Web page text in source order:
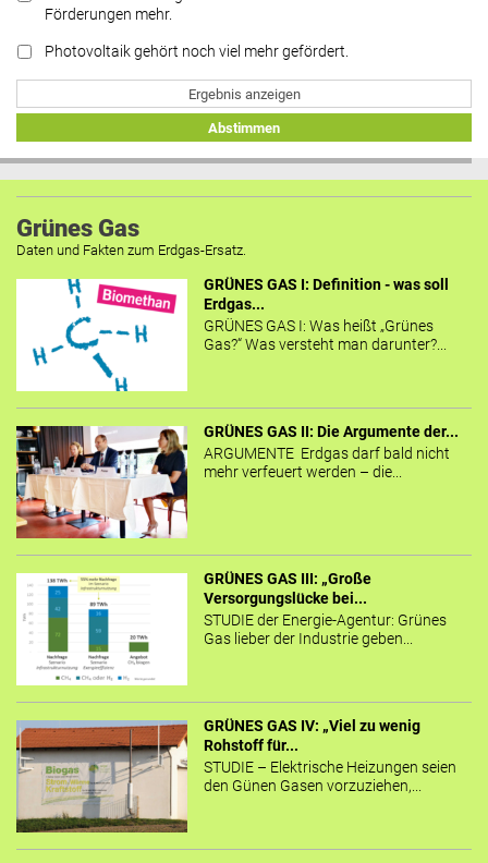
Förderungen mehr.
Photovoltaik gehört noch viel mehr gefördert.
Ergebnis anzeigen
Abstimmen
Grünes Gas
Daten und Fakten zum Erdgas-Ersatz.
GRÜNES GAS I: Definition - was soll
Erdgas...
GRÜNES GAS I: Was heißt „Grünes
Gas?“ Was versteht man darunter?...
GRÜNES GAS II: Die Argumente der...
ARGUMENTE Erdgas darf bald nicht
mehr verfeuert werden – die...
GRÜNES GAS III: „Große
Versorgungslücke bei...
STUDIE der Energie-Agentur: Grünes
Gas lieber der Industrie geben...
GRÜNES GAS IV: „Viel zu wenig
Rohstoff für...
STUDIE – Elektrische Heizungen seien
den Günen Gasen vorzuziehen,...